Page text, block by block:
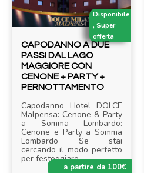
Disponibile
, Super
offerta
CAPODANNO A DUE
PASSI DAL LAGO
MAGGIORE CON
CENONE + PARTY +
PERNOTTAMENTO
Capodanno Hotel DOLCE
Malpensa: Cenone & Party
a Somma Lombardo:
Cenone e Party a Somma
Lombardo Se stai
cercando il modo perfetto
per festeggiare.....
a partire da 100€